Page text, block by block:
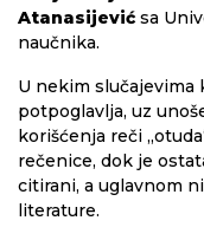
Atanasijević sa
naučnika.
U nekim slučajevima
potpoglavlja, uz
korišćenja reči
rečenice, dok je
citirani, a uglavnom
literature.